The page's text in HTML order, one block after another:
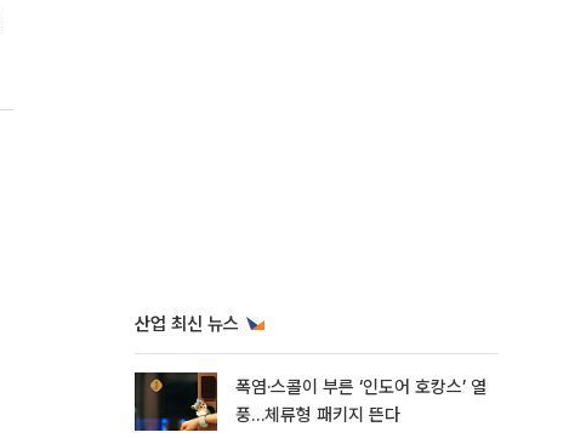
산업 최신 뉴스
폭염·스콜이 부른 ‘인도어 호캉스’ 열
풍…체류형 패키지 뜬다